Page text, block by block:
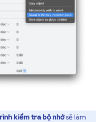
kiểm tra bộ nhớsẽ làm